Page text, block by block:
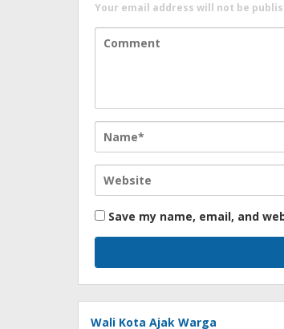
Your email address will not be
Save my name, email, and
Wali Kota Ajak Warga